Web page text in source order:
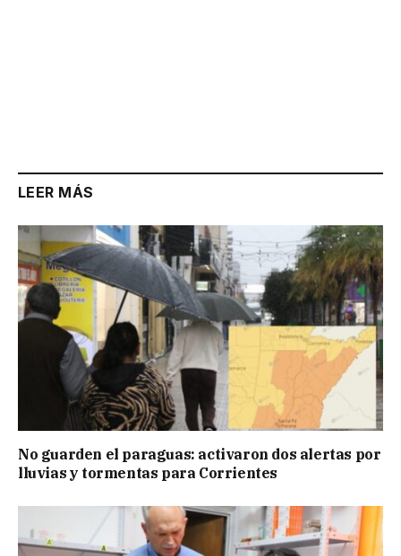
LEER MÁS
No guarden el paraguas: activaron dos alertas por
lluvias y tormentas para Corrientes